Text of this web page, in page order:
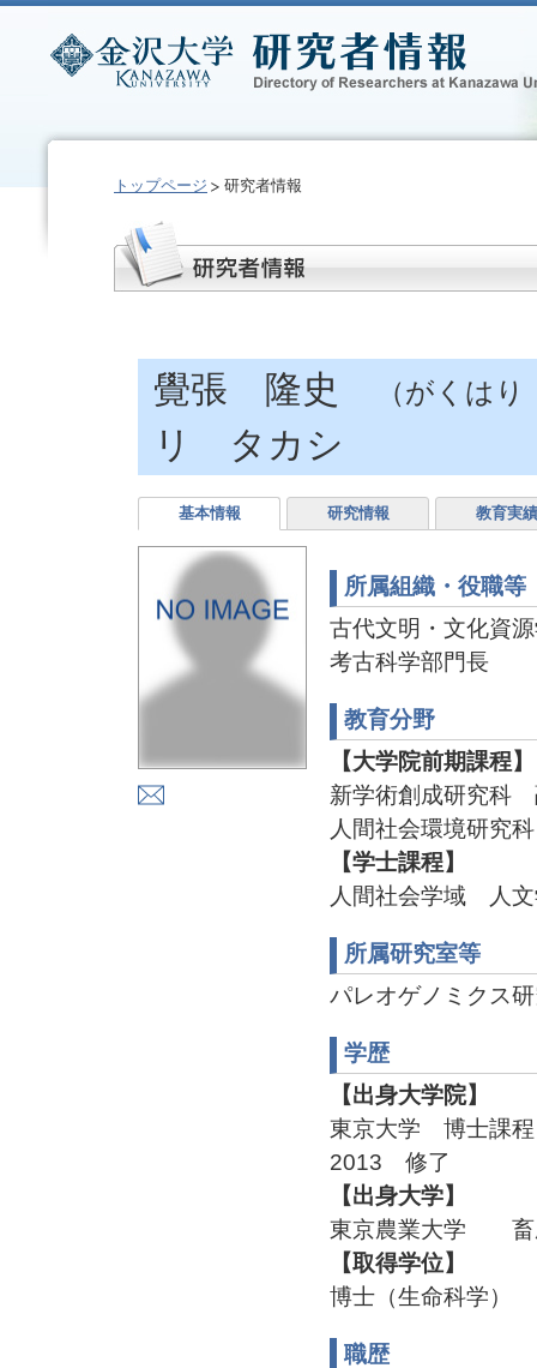
トップページ 研究者情報
覺張 隆史 （がくは
リ タカシ
基本情報 研究情報 教育実績
所属組織・役職等
古代文明・文化資
考古科学部門長
教育分野
【大学院前期課程】
新学術創成研究科
人間社会環境研究
【学士課程】
人間社会学域 人
所属研究室等
パレオゲノミクス
学歴
【出身大学院】
東京大学 博士課
2013 修了
【出身大学】
東京農業大学 畜
【取得学位】
博士（生命科学）
職歴